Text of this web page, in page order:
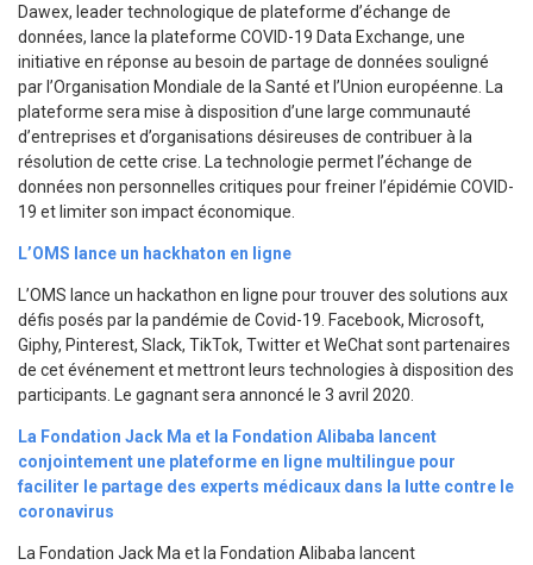
Dawex, leader technologique de plateforme d’échange de
données, lance la plateforme COVID-19 Data Exchange, une
initiative en réponse au besoin de partage de données souligné
par l’Organisation Mondiale de la Santé et l’Union européenne. La
plateforme sera mise à disposition d’une large communauté
d’entreprises et d’organisations désireuses de contribuer à la
résolution de cette crise. La technologie permet l’échange de
données non personnelles critiques pour freiner l’épidémie COVID-
19 et limiter son impact économique.
L’OMS lance un hackhaton en ligne
L’OMS lance un hackathon en ligne pour trouver des solutions aux
défis posés par la pandémie de Covid-19. Facebook, Microsoft,
Giphy, Pinterest, Slack, TikTok, Twitter et WeChat sont partenaires
de cet événement et mettront leurs technologies à disposition des
participants. Le gagnant sera annoncé le 3 avril 2020.
La Fondation Jack Ma et la Fondation Alibaba lancent
conjointement une plateforme en ligne multilingue pour
faciliter le partage des experts médicaux dans la lutte contre le
coronavirus
La Fondation Jack Ma et la Fondation Alibaba lancent